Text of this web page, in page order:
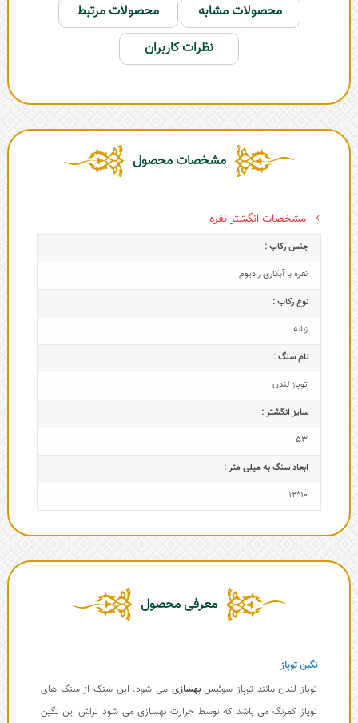
محصولات مشابه
محصولات مرتبط
نظرات کاربران
مشخصات محصول
مشخصات انگشتر نقره
جنس رکاب :
نقره با آبکاری رادیوم
نوع رکاب :
زنانه
نام سنگ :
توپاز لندن
سایز انگشتر :
53
ابعاد سنگ به میلی متر :
10*12
معرفی محصول
نگین توپاز
توپاز لندن مانند توپاز سوئیسبهسازی می شود. این سنگ از سنگ های
توپاز کمرنگ می باشد که توسط حرارت بهسازی می شود تراش این نگین